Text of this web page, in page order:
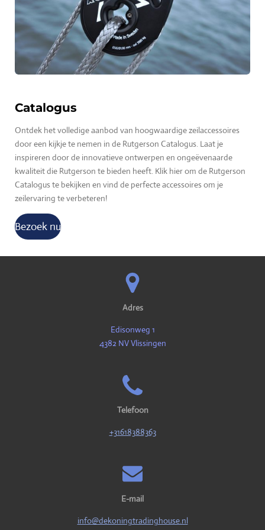
Catalogus
Ontdek het volledige aanbod van hoogwaardige zeilaccessoires
door een kijkje te nemen in de Rutgerson Catalogus. Laat je
inspireren door de innovatieve ontwerpen en ongeëvenaarde
kwaliteit die Rutgerson te bieden heeft. Klik hier om de Rutgerson
Catalogus te bekijken en vind de perfecte accessoires om je
zeilervaring te verbeteren!
Bezoek nu
Adres
Edisonweg 1
4382 NV Vlissingen
Telefoon
+31618388363
E-mail
info@dekoningtradinghouse.nl